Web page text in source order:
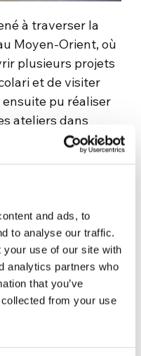
and ads, to
to analyse our traffic.
your use of our site with
analytics partners who
that you’ve
from your use
à traverser la
Moyen-Orient, où
plusieurs projets
et de visiter
pu réaliser
ateliers dans
Turquie, de
vu des situations
ce qui m’a
les yeux de ces
qui m’a
de
manière ou
Il ajoute : « Par
les personnes,